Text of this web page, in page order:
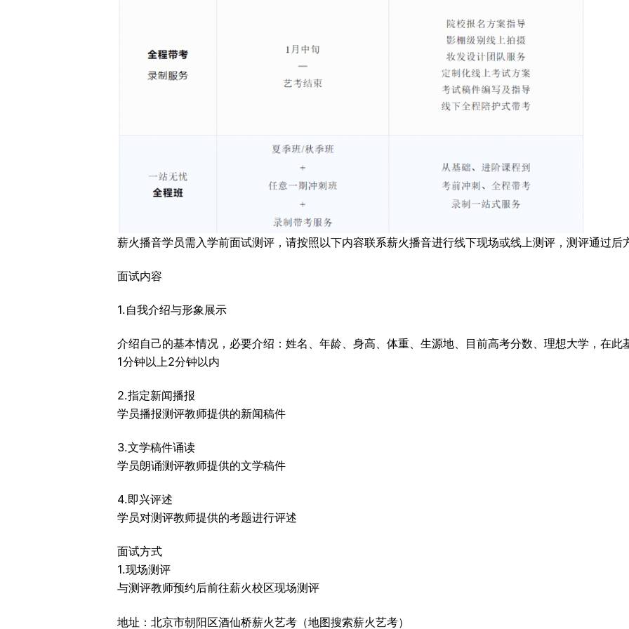
薪火播音学员需入学前面试测评，请按照以下内容联系薪火播音进行线下现场或线上测评，测评通过后
面试内容
1.自我介绍与形象展示
介绍自己的基本情况，必要介绍：姓名、年龄、身高、体重、生源地、目前高考分数、理想大学，在
1分钟以上2分钟以内
2.指定新闻播报
学员播报测评教师提供的新闻稿件
3.文学稿件诵读
学员朗诵测评教师提供的文学稿件
4.即兴评述
学员对测评教师提供的考题进行评述
面试方式
1.现场测评
与测评教师预约后前往薪火校区现场测评
地址：北京市朝阳区酒仙桥薪火艺考（地图搜索薪火艺考）